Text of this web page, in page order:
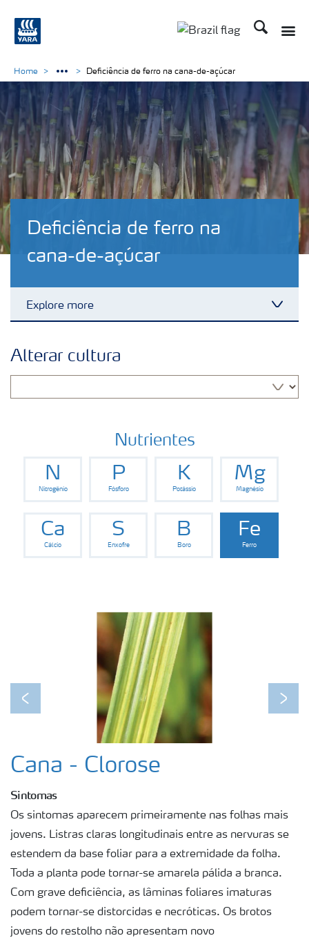
Busca
Deficiência de ferro na
cana-de-açúcar
Explore more
Manuseio de produtos
Soluções Digitais
Momento Yara | Milho
Home Deficiência de ferro na cana-de-açúcar
Alterar cultura
Nutrientes
N
Nitrogênio
P
Fósforo
K
Potássio
Mg
Magnésio
Ca
Cálcio
S
Enxofre
B
Boro
Fe
Ferro
Previous Next
Cana - Clorose
Sintomas
Os sintomas aparecem primeiramente nas folhas mais
jovens. Listras claras longitudinais entre as nervuras se
estendem da base foliar para a extremidade da folha.
Toda a planta pode tornar-se amarela pálida a branca.
Com grave deficiência, as lâminas foliares imaturas
podem tornar-se distorcidas e necróticas. Os brotos
jovens do restolho não apresentam novo